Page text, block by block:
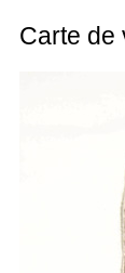
Carte de